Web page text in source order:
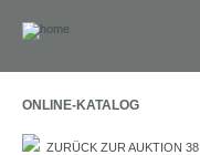
ONLINE-KATALOG
ZURÜCK ZUR AUKTION 38